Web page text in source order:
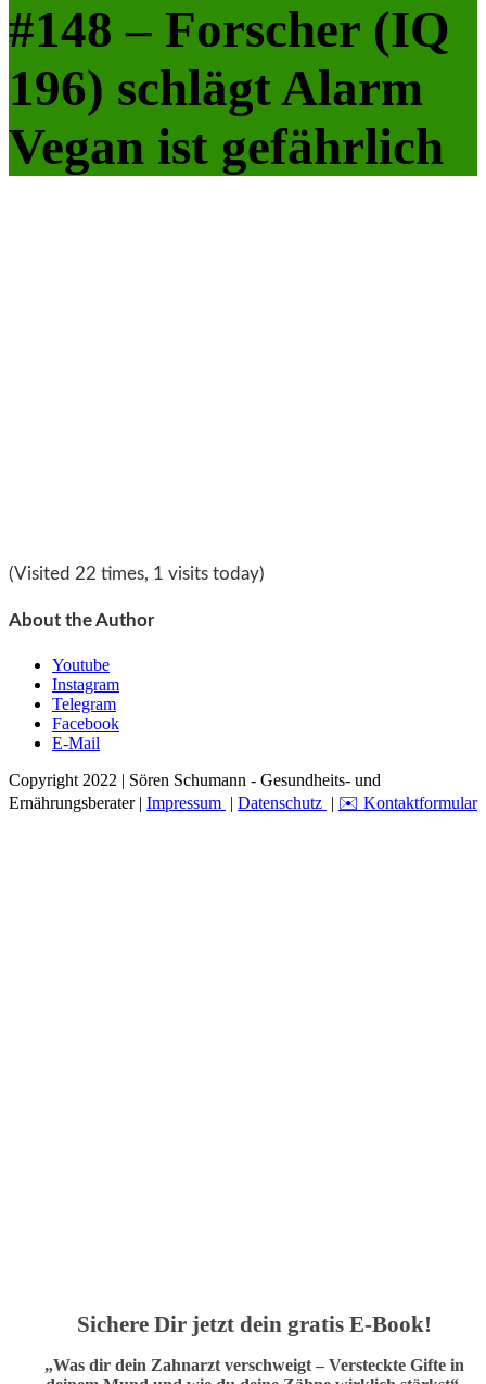
#148 – Forscher (IQ
196) schlägt Alarm
Vegan ist gefährlich
(Visited 22 times, 1 visits today)
About the Author
Youtube
Instagram
Telegram
Facebook
E-Mail
Copyright 2022 | Sören Schumann - Gesundheits- und
Ernährungsberater | Impressum | Datenschutz | ✉️ Kontaktformular
Sichere Dir jetzt dein gratis E-Book!
„Was dir dein Zahnarzt verschweigt – Versteckte Gifte in